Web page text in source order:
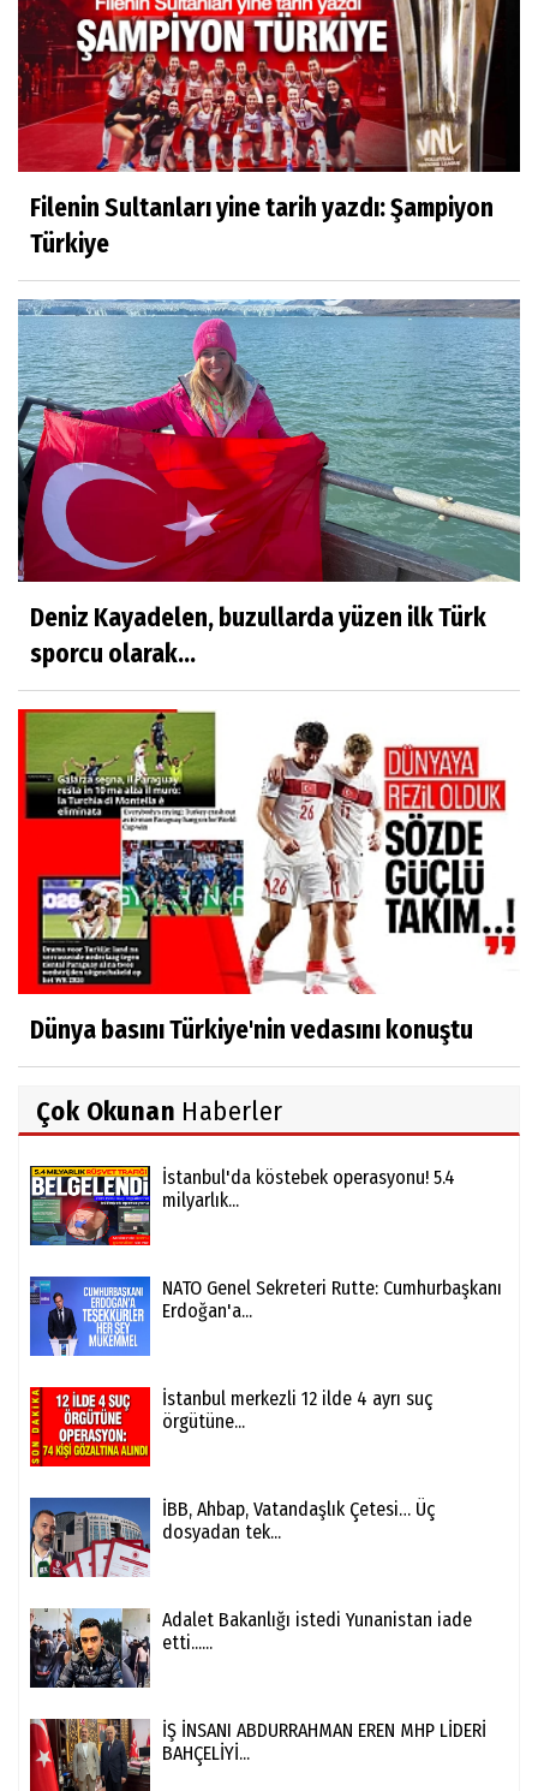
Filenin Sultanları yine tarih yazdı: Şampiyon
Türkiye
Deniz Kayadelen, buzullarda yüzen ilk Türk
sporcu olarak...
Dünya basını Türkiye'nin vedasını konuştu
Çok Okunan Haberler
İstanbul'da köstebek operasyonu! 5.4
milyarlık...
NATO Genel Sekreteri Rutte: Cumhurbaşkanı
Erdoğan'a...
İstanbul merkezli 12 ilde 4 ayrı suç
örgütüne...
İBB, Ahbap, Vatandaşlık Çetesi… Üç
dosyadan tek...
Adalet Bakanlığı istedi Yunanistan iade
etti......
İŞ İNSANI ABDURRAHMAN EREN MHP LİDERİ
BAHÇELİYİ...